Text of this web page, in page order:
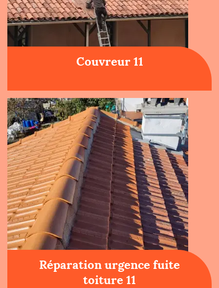
Couvreur 11
Réparation urgence fuite
toiture 11